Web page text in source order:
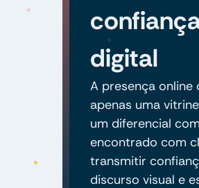
digital
A presença online
apenas uma
um diferencial
encontrado com
transmitir
discurso visual e